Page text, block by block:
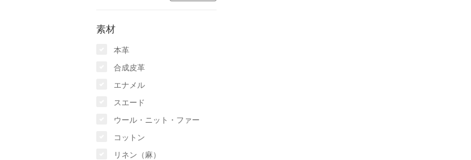
素材
本革
合成皮革
エナメル
スエード
ウール・ニット・ファー
コットン
リネン（麻）